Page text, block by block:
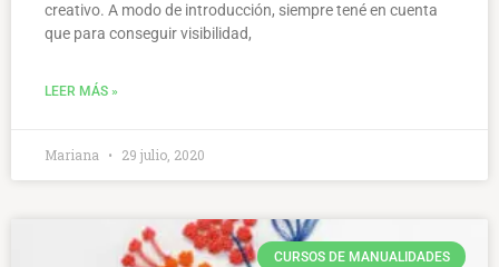
creativo. A modo de introducción, siempre tené en cuenta
que para conseguir visibilidad,
LEER MÁS »
Mariana 29 julio, 2020
CURSOS DE MANUALIDADES